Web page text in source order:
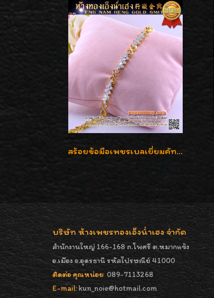
สร้อยข้อมือเพชรเบลเยี่ยมคัท น้ำ 98 F-Color/VVS น้ำหนักเพชร 1.75 กะรัต ตัวเรือนทอง เพชรสวยรูปแบบน่ารัก ใส่สวยมั๊กมากค่ะ
บริษัท ห้างเพชรทองเอ็งน่ำเฮง จำกัด
สำนักงานใหญ่ 166-168 ถ.โพศรี ต.หมากแข้ง
อ.เมือง จ.อุดรธานี รหัสไปรษณีย์ 41000
ติดต่อ คุณหน่อย 089-7113268
E-mail:kun_noie@hotmail.com